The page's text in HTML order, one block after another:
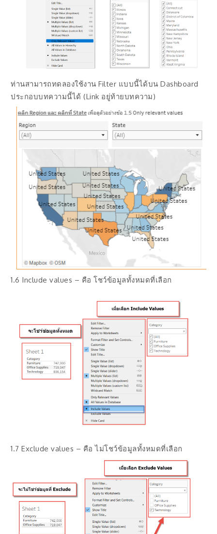
ท่านสามารถทดลองใช้งาน Filter แบบนี้ได้บน Dashboard
ประกอบบทความนี้ได้ (Link อยู่ท้ายบทความ)
1.6 Include values – คือ โชว์ข้อมูลทั้งหมดที่เลือก
1.7 Exclude values – คือ ไม่โชว์ข้อมูลทั้งหมดที่เลือก